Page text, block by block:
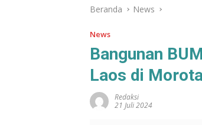
Beranda News
News
Bangunan
Laos di
Redaksi
21 Juli 2024